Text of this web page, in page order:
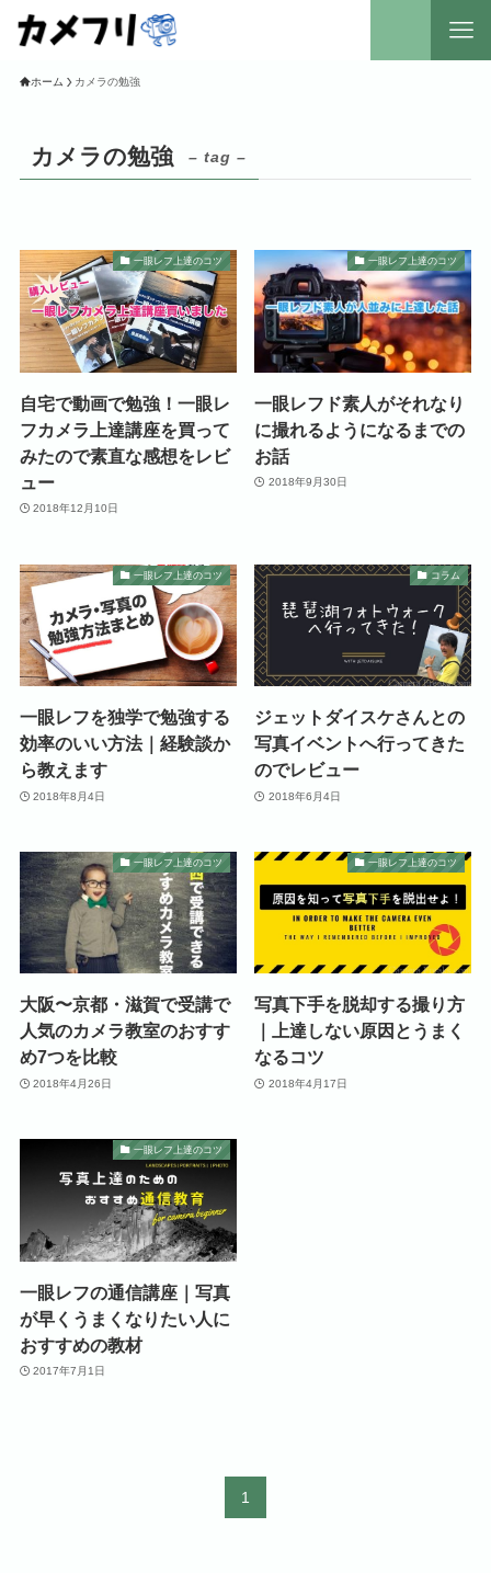
ホーム カメラの勉強
カメラの勉強 – tag –
一眼レフ上達のコツ
自宅で動画で勉強！一眼レ
フカメラ上達講座を買って
みたので素直な感想をレビ
ュー
2018年12月10日
一眼レフ上達のコツ
一眼レフド素人がそれなり
に撮れるようになるまでの
お話
2018年9月30日
一眼レフ上達のコツ
一眼レフを独学で勉強する
効率のいい方法｜経験談か
ら教えます
2018年8月4日
コラム
ジェットダイスケさんとの
写真イベントへ行ってきた
のでレビュー
2018年6月4日
一眼レフ上達のコツ
大阪〜京都・滋賀で受講で
人気のカメラ教室のおすす
め7つを比較
2018年4月26日
一眼レフ上達のコツ
写真下手を脱却する撮り方
｜上達しない原因とうまく
なるコツ
2018年4月17日
一眼レフ上達のコツ
一眼レフの通信講座｜写真
が早くうまくなりたい人に
おすすめの教材
2017年7月1日
1